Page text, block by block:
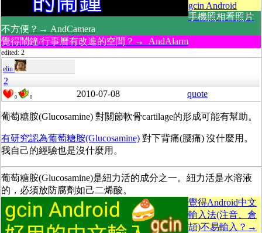
gcin Android
手機照相看照片
不方便？→ AndCamera
覺得鬧鐘/行事曆有改進的空間？→ AndAlarm
edited: 2
eliu
2
0 0 2010-07-08 quote
葡萄糖胺(Glucosamine) 對關節軟骨cartilage的形成可能有幫助。
有研究認為葡萄糖胺(Glucosamine) 對下背痛(腰痛) 沒什麼用。
我自己的經驗也是沒什麼用。
葡萄糖胺(Glucosamine)是紐力活的成分之一。紐力活是水溶液
的，必須放防腐劑如己二烯酸。
覺得Android中文
輸入法(注音、倉
頡)不易輸入？→